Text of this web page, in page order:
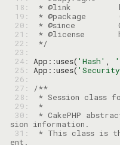
18:
19:
20:
21:
22:
*/
23:
24: App::uses( 'Hash' ,
25: App::uses(
26:
27:
28:
29:
30:
* CakePHP
31:
* This class is